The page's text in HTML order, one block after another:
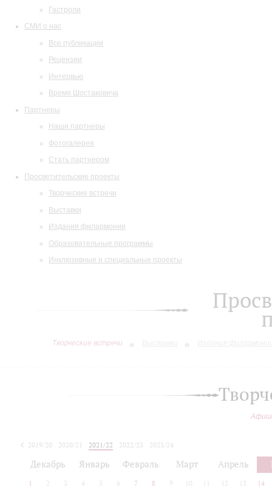
Гастроли
СМИ о нас
Все публикации
Рецензии
Интервью
Время Шостаковича
Партнеры
Наши партнеры
Фотогалерея
Стать партнером
Просветительские проекты
Творческие встречи
Выставки
Издания филармонии
Образовательные программы
Инклюзивные и специальные проекты
Творческие встречи
2019/20 2020/21 2021/22 2022/23
2023/24
Декабрь Январь Февраль Март Апрель
1 2 3 4 5 6 7 8 9 10 12 13 14